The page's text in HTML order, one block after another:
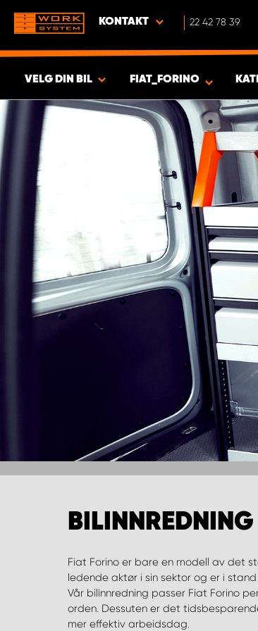
KONTAKT 22 42 78 39
VELG DIN BIL
VISA RESULTAT - 350 PRODUKTER
FIAT_FORINO
Fiat Forino er bare en modell av det
ledende aktør i sin sektor og er i
Vår bilinnredning passer Fiat Forino
orden. Dessuten er det
mer effektiv arbeidsdag.